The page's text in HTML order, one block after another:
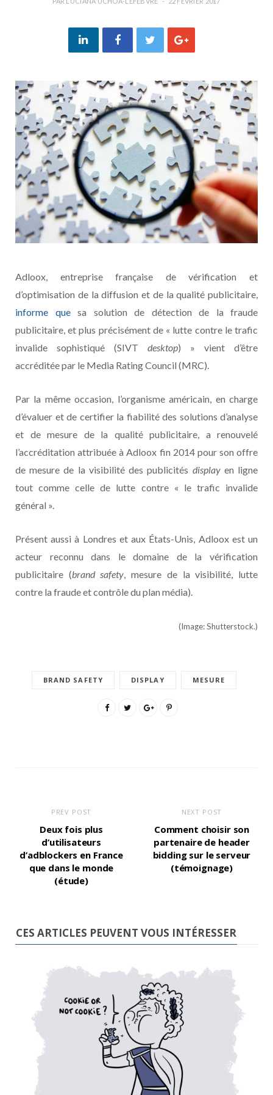
Adloox, entreprise française de vérification et
d’optimisation de la diffusion et de la qualité publicitaire,
informe quesa solution de détection de la fraude
publicitaire, et plus précisément de « lutte contre le trafic
invalide sophistiqué (SIVT desktop) » vient d’être
accréditée par le Media Rating Council (MRC).
Par la même occasion, l’organisme américain, en charge
d’évaluer et de certifier la fiabilité des solutions d’analyse
et de mesure de la qualité publicitaire, a renouvelé
l’accréditation attribuée à Adloox fin 2014 pour son offre
de mesure de la visibilité des publicités display en ligne
tout comme celle de lutte contre « le trafic invalide
général ».
Présent aussi à Londres et aux États-Unis, Adloox est un
acteur reconnu dans le domaine de la vérification
publicitaire (brand safety, mesure de la visibilité, lutte
contre la fraude et contrôle du plan média).
(Image: Shutterstock.)
BRAND SAFETY DISPLAY MESURE
PREV POST
Deux fois plus
d’utilisateurs
d’adblockers en France
que dans le monde
(étude)
NEXT POST
Comment choisir son
partenaire de header
bidding sur le serveur
(témoignage)
CES ARTICLES PEUVENT VOUS INTÉRESSER